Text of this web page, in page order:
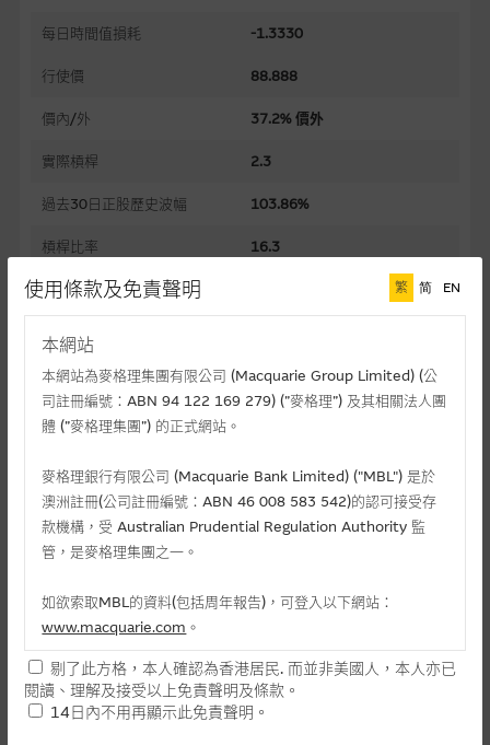
每日時間值損耗 -1.3330
行使價 88.888
價內/外 37.2% 價外
實際槓桿 2.3
過去30日正股歷史波幅 103.86%
槓桿比率 16.3
溢價
引伸波幅
到期日(日-月-年) 30/11/2026
上市日(日-月-年)
距離到期日 115日
每手(份)
街貨百分比
最後更新日期： 07-08-2026 10:45
使用條款及免責聲明 繁 简 EN
本網站
本網站為麥格理集團有限公司 (Macquarie Group Limited) (公
司註冊編號：ABN 94 122 169 279) (”麥格理”) 及其相關法人團
體 (”麥格理集團”) 的正式網站。
麥格理銀行有限公司 (Macquarie Bank Limited) ("MBL") 是於
澳洲註冊(公司註冊編號：ABN 46 008 583 542)的認可接受存
款機構，受 Australian Prudential Regulation Authority 監
管，是麥格理集團之一。
如欲索取MBL的資料(包括周年報告)，可登入以下網站：
www.macquarie.com 。
本網站所載資料會隨時更改，而不作另行通知，如閣下欲取麥格
理的資料，可直接聯絡本集團職員。
剔了此方格，本人確認為香港居民. 而並非美國人，本人亦已
閱讀、理解及接受以上免責聲明及條款。
14日內不用再顯示此免責聲明。